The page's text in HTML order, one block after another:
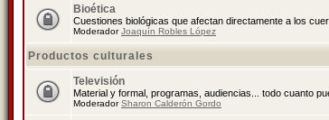
Bioética
Cuestiones biológicas que afectan directamente a los
ModeradorJoaquín Robles López
Productos culturales
Televisión
Material y formal, programas, audiencias... todo cuanto
ModeradorSharon Calderón Gordo